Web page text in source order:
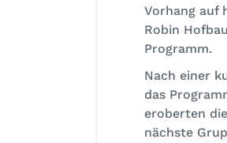
Vorhang auf
Robin
Programm.
Nach einer
das
eroberten
nächste